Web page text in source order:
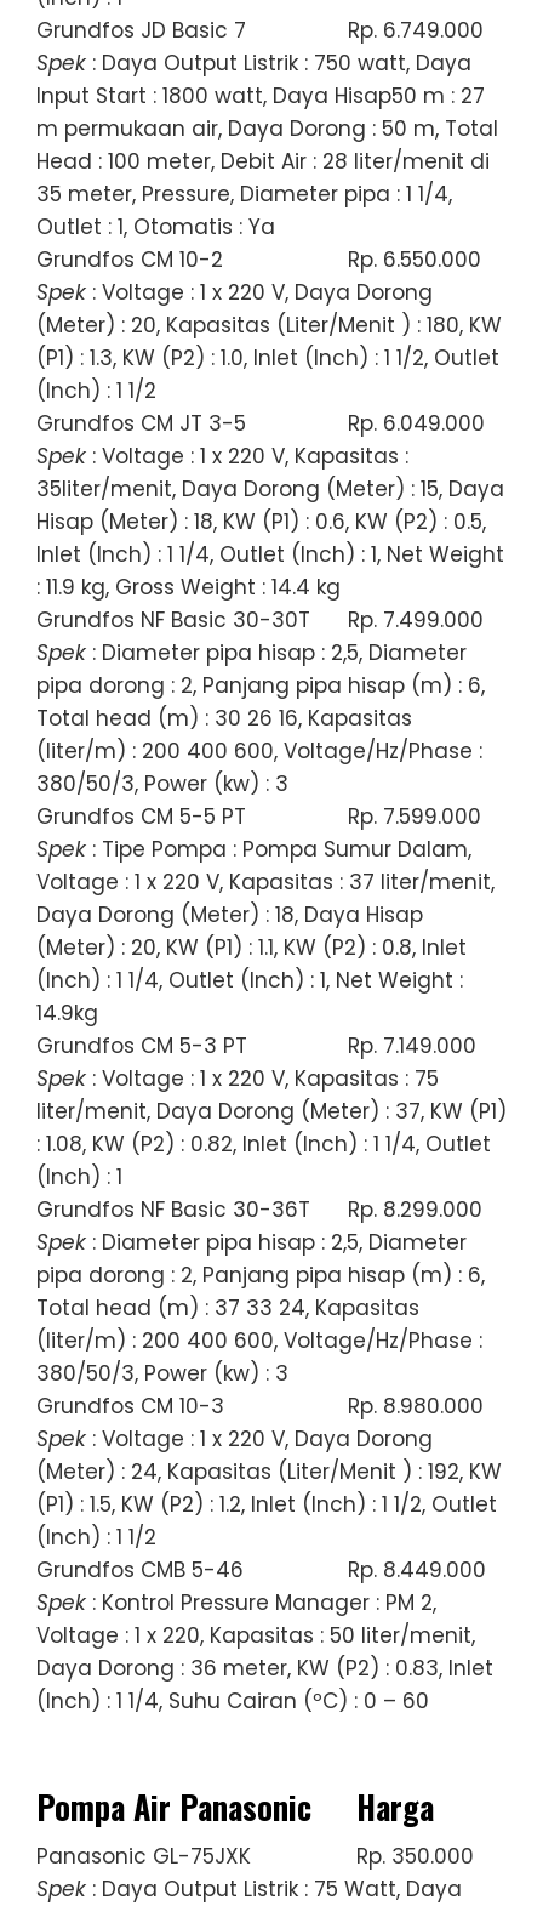
Grundfos JD Basic 7
Rp. 6.749.000
Spek : Daya Output Listrik : 750 watt, Daya
Input Start : 1800 watt, Daya Hisap50 m : 27
m permukaan air, Daya Dorong : 50 m, Total
Head : 100 meter, Debit Air : 28 liter/menit di
35 meter, Pressure, Diameter pipa : 1 1/4,
Outlet : 1, Otomatis : Ya
Grundfos CM 10-2
Rp. 6.550.000
Spek : Voltage : 1 x 220 V, Daya Dorong
(Meter) : 20, Kapasitas (Liter/Menit ) : 180, KW
(P1) : 1.3, KW (P2) : 1.0, Inlet (Inch) : 1 1/2, Outlet
(Inch) : 1 1/2
Grundfos CM JT 3-5
Rp. 6.049.000
Spek : Voltage : 1 x 220 V, Kapasitas :
35liter/menit, Daya Dorong (Meter) : 15, Daya
Hisap (Meter) : 18, KW (P1) : 0.6, KW (P2) : 0.5,
Inlet (Inch) : 1 1/4, Outlet (Inch) : 1, Net Weight
: 11.9 kg, Gross Weight : 14.4 kg
Grundfos NF Basic 30-30T
Rp. 7.499.000
Spek : Diameter pipa hisap : 2,5, Diameter
pipa dorong : 2, Panjang pipa hisap (m) : 6,
Total head (m) : 30 26 16, Kapasitas
(liter/m) : 200 400 600, Voltage/Hz/Phase :
380/50/3, Power (kw) : 3
Grundfos CM 5-5 PT
Rp. 7.599.000
Spek : Tipe Pompa : Pompa Sumur Dalam,
Voltage : 1 x 220 V, Kapasitas : 37 liter/menit,
Daya Dorong (Meter) : 18, Daya Hisap
(Meter) : 20, KW (P1) : 1.1, KW (P2) : 0.8, Inlet
(Inch) : 1 1/4, Outlet (Inch) : 1, Net Weight :
14.9kg
Grundfos CM 5-3 PT
Rp. 7.149.000
Spek : Voltage : 1 x 220 V, Kapasitas : 75
liter/menit, Daya Dorong (Meter) : 37, KW (P1)
: 1.08, KW (P2) : 0.82, Inlet (Inch) : 1 1/4, Outlet
(Inch) : 1
Grundfos NF Basic 30-36T
Rp. 8.299.000
Spek : Diameter pipa hisap : 2,5, Diameter
pipa dorong : 2, Panjang pipa hisap (m) : 6,
Total head (m) : 37 33 24, Kapasitas
(liter/m) : 200 400 600, Voltage/Hz/Phase :
380/50/3, Power (kw) : 3
Grundfos CM 10-3
Rp. 8.980.000
Spek : Voltage : 1 x 220 V, Daya Dorong
(Meter) : 24, Kapasitas (Liter/Menit ) : 192, KW
(P1) : 1.5, KW (P2) : 1.2, Inlet (Inch) : 1 1/2, Outlet
(Inch) : 1 1/2
Grundfos CMB 5-46
Rp. 8.449.000
Spek : Kontrol Pressure Manager : PM 2,
Voltage : 1 x 220, Kapasitas : 50 liter/menit,
Daya Dorong : 36 meter, KW (P2) : 0.83, Inlet
(Inch) : 1 1/4, Suhu Cairan (ºC) : 0 – 60
Pompa Air Panasonic Harga
Panasonic GL-75JXK
Rp. 350.000
Spek : Daya Output Listrik : 75 Watt, Daya